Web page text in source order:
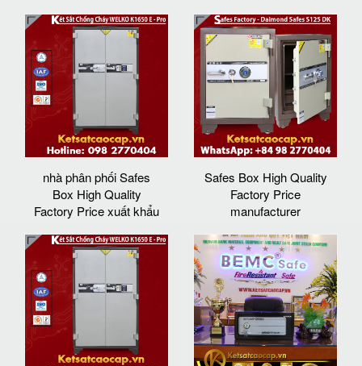
nhà phân phối Safes
Box High Quality
Factory Price xuất khẩu
Safes Box High Quality
Factory Price
manufacturer